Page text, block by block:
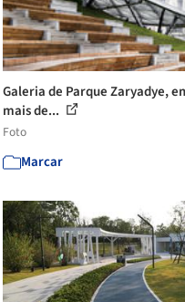
Galeria de Parque Zaryadye,
mais de...
Foto
Marcar